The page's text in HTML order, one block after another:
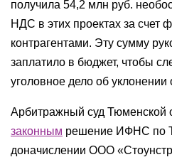
получила 54,2 млн руб.
НДС в этих проектах за счет
контрагентами. Эту сумму
заплатило в бюджет, чтобы
уголовное дело об уклонении
Арбитражный суд Тюменской
законным решение ИФНС по
доначислении ООО